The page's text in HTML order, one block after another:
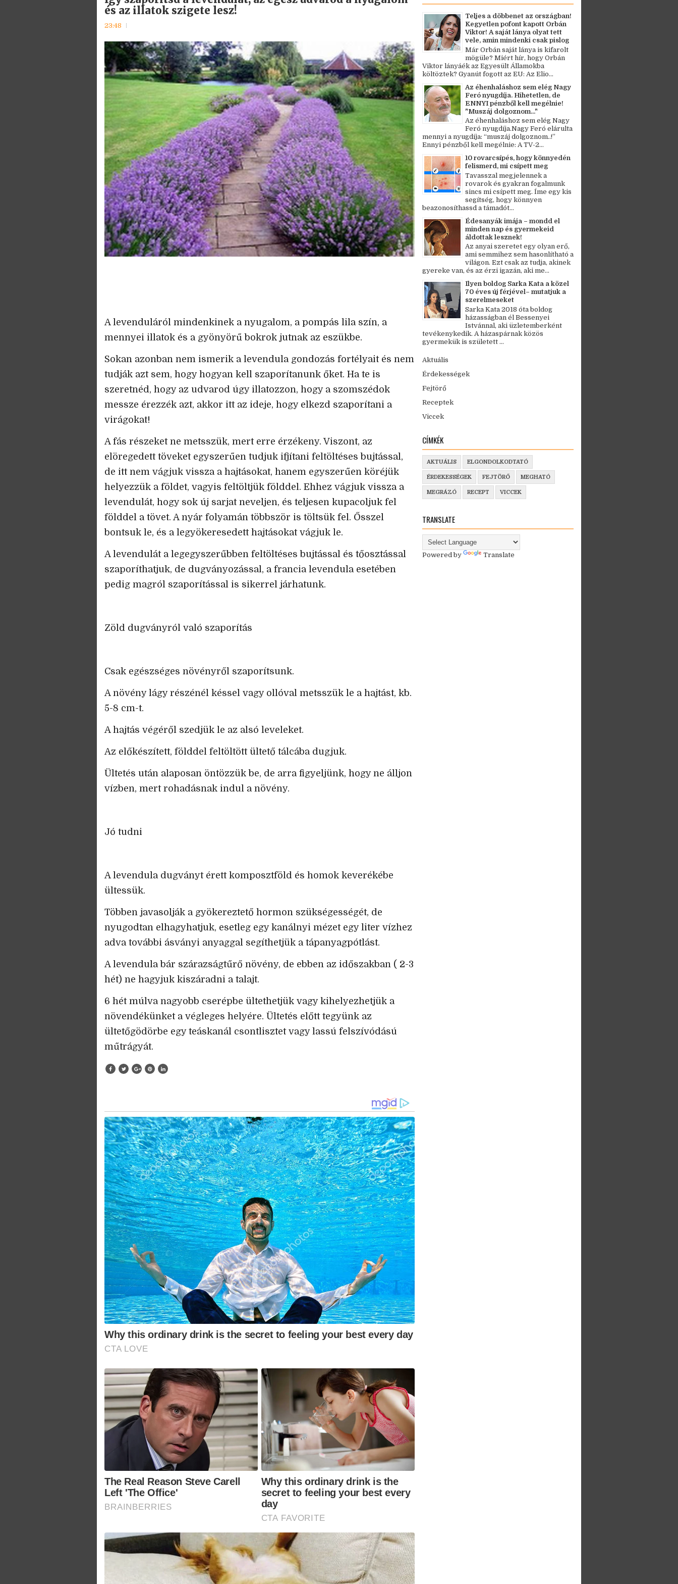
és az illatok szigete lesz!
23:48
A levenduláról mindenkinek a nyugalom, a pompás lila szín, a
mennyei illatok és a gyönyörű bokrok jutnak az eszükbe.
Sokan azonban nem ismerik a levendula gondozás fortélyait és nem
tudják azt sem, hogy hogyan kell szaporítanunk őket. Ha te is
szeretnéd, hogy az udvarod úgy illatozzon, hogy a szomszédok
messze érezzék azt, akkor itt az ideje, hogy elkezd szaporítani a
virágokat!
A fás részeket ne metsszük, mert erre érzékeny. Viszont, az
elöregedett töveket egyszerűen tudjuk ifjítani feltöltéses bujtással,
de itt nem vágjuk vissza a hajtásokat, hanem egyszerűen köréjük
helyezzük a földet, vagyis feltöltjük földdel. Ehhez vágjuk vissza a
levendulát, hogy sok új sarjat neveljen, és teljesen kupacoljuk fel
földdel a tövet. A nyár folyamán többször is töltsük fel. Ősszel
bontsuk le, és a legyökeresedett hajtásokat vágjuk le.
A levendulát a legegyszerűbben feltöltéses bujtással és tőosztással
szaporíthatjuk, de dugványozással, a francia levendula esetében
pedig magról szaporítással is sikerrel járhatunk.
Zöld dugványról való szaporítás
Csak egészséges növényről szaporítsunk.
A növény lágy részénél késsel vagy ollóval metsszük le a hajtást, kb.
5-8 cm-t.
A hajtás végéről szedjük le az alsó leveleket.
Az előkészített, földdel feltöltött ültető tálcába dugjuk.
Ültetés után alaposan öntözzük be, de arra figyeljünk, hogy ne álljon
vízben, mert rohadásnak indul a növény.
Jó tudni
A levendula dugványt érett komposztföld és homok keverékébe
ültessük.
Többen javasolják a gyökereztető hormon szükségességét, de
nyugodtan elhagyhatjuk, esetleg egy kanálnyi mézet egy liter vízhez
adva további ásványi anyaggal segíthetjük a tápanyagpótlást.
A levendula bár szárazságtűrő növény, de ebben az időszakban ( 2-3
hét) ne hagyjuk kiszáradni a talajt.
6 hét múlva nagyobb cserépbe ültethetjük vagy kihelyezhetjük a
növendékünket a végleges helyére. Ültetés előtt tegyünk az
ültetőgödörbe egy teáskanál csontlisztet vagy lassú felszívódású
műtrágyát.
Why this ordinary drink is the secret to feeling your best every day
CTA LOVE
The Real Reason Steve Carell
Left 'The Office'
BRAINBERRIES
Why this ordinary drink is the
secret to feeling your best every
day
CTA FAVORITE
Teljes a döbbenet az országban!
Kegyetlen pofont kapott Orbán
Viktor! A saját lánya olyat tett
vele, amin mindenki csak pislog
Már Orbán saját lánya is kifarolt
mögüle? Miért hír, hogy Orbán
Viktor lányáék az Egyesült Államokba
költöztek? Gyanút fogott az EU: Az Elio...
Az éhenhaláshoz sem elég Nagy
Feró nyugdíja. Hihetetlen, de
ENNYI pénzből kell megélnie!
"Muszáj dolgoznom..."
Az éhenhaláshoz sem elég Nagy
Feró nyugdíja.Nagy Feró elárulta
mennyi a nyugdíja: “muszáj dolgoznom..!”
Ennyi pénzből kell megélnie: A TV-2...
10 rovarcsípés, hogy könnyedén
felismerd, mi csípett meg
Tavasszal megjelennek a
rovarok és gyakran fogalmunk
sincs mi csípett meg. Íme egy kis
segítség, hogy könnyen
beazonosíthassd a támadót...
Édesanyák imája – mondd el
minden nap és gyermekeid
áldottak lesznek!
Az anyai szeretet egy olyan erő,
ami semmihez sem hasonlítható a
világon. Ezt csak az tudja, akinek
gyereke van, és az érzi igazán, aki me...
Ilyen boldog Sarka Kata a közel
70 éves új férjével– mutatjuk a
szerelmeseket
Sarka Kata 2018 óta boldog
házasságban él Bessenyei
Istvánnal, aki üzletemberként
tevékenykedik. A házaspárnak közös
gyermekük is született ...
Aktuális
Érdekességek
Fejtörő
Receptek
Viccek
CÍMKÉK
AKTUÁLIS ELGONDOLKODTATÓ
ÉRDEKESSÉGEK FEJTÖRŐ MEGHATÓ
MEGRÁZÓ RECEPT VICCEK
TRANSLATE
Powered by Translate